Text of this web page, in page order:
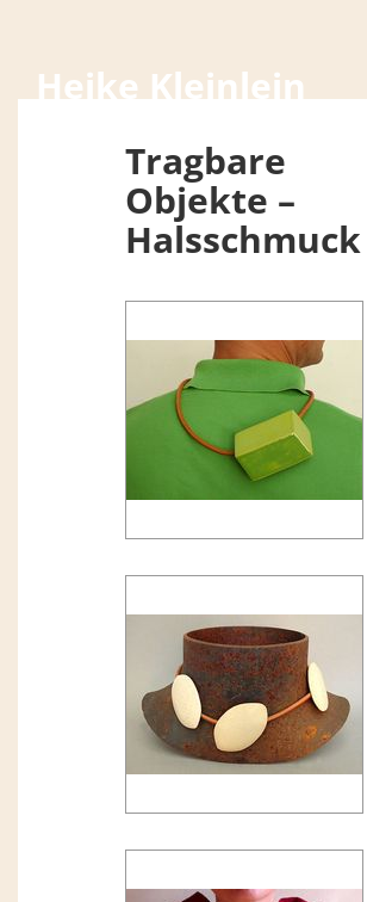
Heike Kleinlein
Tragbare
Objekte –
Halsschmuck